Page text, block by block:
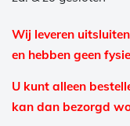
Wij leveren
en hebben geen
U kunt alleen
kan dan bezorgd